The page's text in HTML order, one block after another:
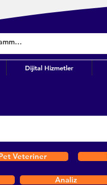
Dijital Hizmetler
Veteriner
Analiz